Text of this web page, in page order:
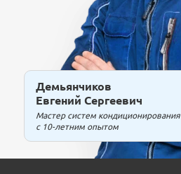
Демьянчиков
Евгений Сергеевич
Мастер систем кондиционирования
с 10-летним опытом